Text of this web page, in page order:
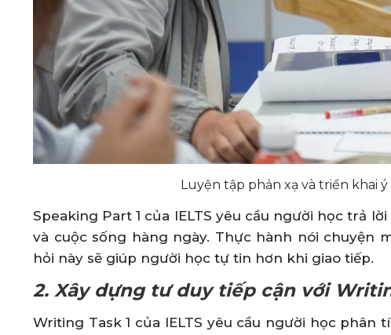
Luyện tập phản xạ và triển khai
Speaking Part 1 của IELTS yêu cầu người học trả
và cuộc sống hàng ngày. Thực hành nói chuyện
hỏi này sẽ giúp người học tự tin hơn khi giao tiếp.
2. Xây dựng tư duy tiếp cận với
Writing Task 1 của IELTS yêu cầu người học phân